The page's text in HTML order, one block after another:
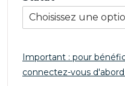
Important : pour
connectez-vous